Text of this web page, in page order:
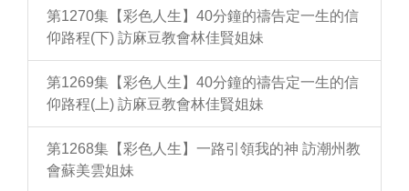
第1270集【彩色人生】40分鐘的禱告定一生的信
仰路程(下) 訪麻豆教會林佳賢姐妹
第1269集【彩色人生】40分鐘的禱告定一生的信
仰路程(上) 訪麻豆教會林佳賢姐妹
第1268集【彩色人生】一路引領我的神 訪潮州教
會蘇美雲姐妹